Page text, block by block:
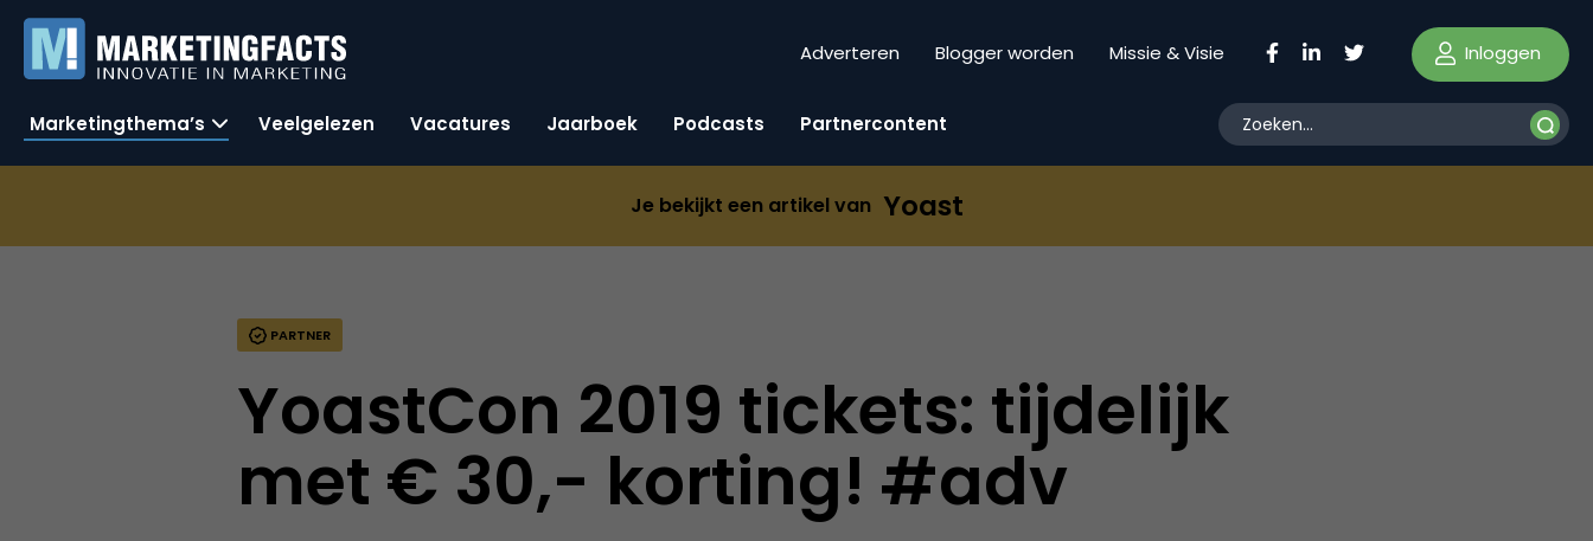
Adverteren Blogger worden Missie & Visie Inloggen
Marketingthema’s Veelgelezen Vacatures Jaarboek Podcasts Partnercontent
Je bekijkt een artikel van Yoast
PARTNER
YoastCon 2019 tickets: tijdelijk
met € 30,- korting! #adv